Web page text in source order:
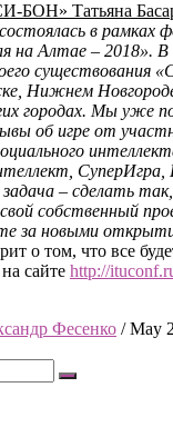
БОН» Татьяна
в рамках
на Алтае – 2018». В
существования
Нижнем
городах. Мы уже
об игре от
СуперИгра,
– сделать
собственный
за новыми
о том, что все
сайте http://
Фесенко / May